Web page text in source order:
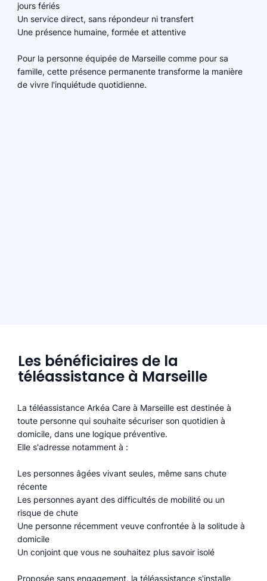
jours fériés
Un service direct, sans répondeur ni transfert
Une présence humaine, formée et attentive
Pour la personne équipée de Marseille comme pour sa
famille, cette présence permanente transforme la manière
de vivre l'inquiétude quotidienne.
Les bénéficiaires de la
téléassistance à Marseille
La téléassistance Arkéa Care à Marseille est destinée à
toute personne qui souhaite sécuriser son quotidien à
domicile, dans une logique préventive.
Elle s'adresse notamment à :
Les personnes âgées vivant seules, même sans chute
récente
Les personnes ayant des difficultés de mobilité ou un
risque de chute
Une personne récemment veuve confrontée à la solitude à
domicile
Un conjoint que vous ne souhaitez plus savoir isolé
Proposée sans engagement, la téléassistance s'installe